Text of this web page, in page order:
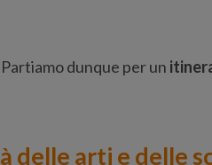
dunque per un
delle arti e delle